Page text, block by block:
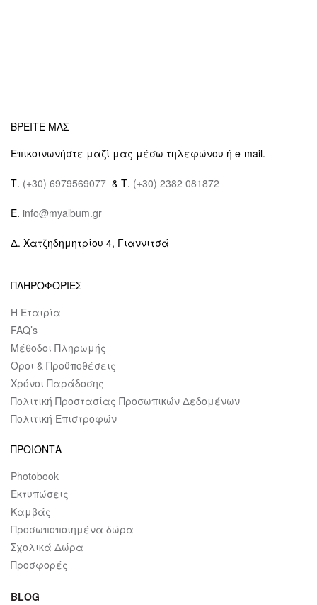
ΒΡΕΙΤΕ ΜΑΣ
Επικοινωνήστε μαζί μας μέσω τηλεφώνου ή e-mail.
Τ. (+30) 6979569077 & Τ. (+30) 2382 081872
E. info@myalbum.gr
Δ. Χατζηδημητρίου 4, Γιαννιτσά
ΠΛΗΡΟΦΟΡΙΕΣ
Η Εταιρία
FAQ’s
Μέθοδοι Πληρωμής
Όροι & Προϋποθέσεις
Χρόνοι Παράδοσης
Πολιτική Προστασίας Προσωπικών Δεδομένων
Πολιτική Επιστροφών
ΠΡΟΙΟΝΤΑ
Photobook
Εκτυπώσεις
Καμβάς
Προσωποποιημένα δώρα
Σχολικά Δώρα
Προσφορές
BLOG